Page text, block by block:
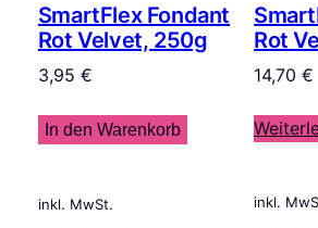
SmartFlex Fondant
Rot Velvet, 250g
3,95 €
In den Warenkorb
inkl. MwSt.
Rot
14,70€
inkl.